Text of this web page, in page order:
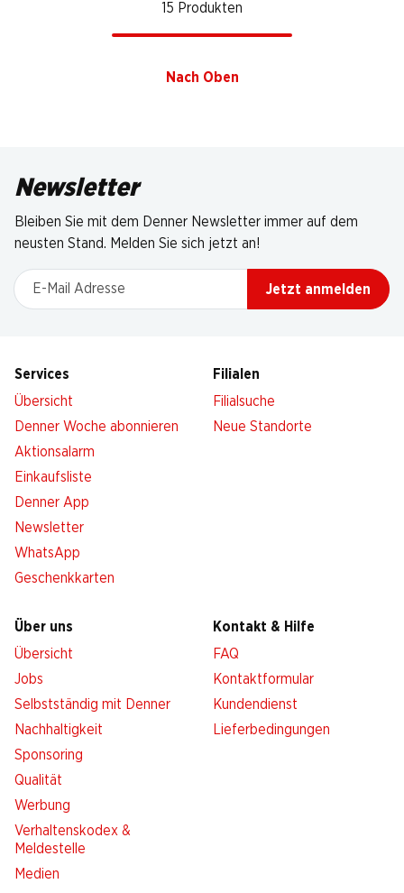
15 Produkten
Nach Oben
Newsletter
Bleiben Sie mit dem Denner Newsletter immer auf dem
neusten Stand. Melden Sie sich jetzt an!
E-Mail Adresse
Jetzt anmelden
Services
Übersicht
Denner Woche abonnieren
Aktionsalarm
Einkaufsliste
Denner App
Newsletter
WhatsApp
Geschenkkarten
Filialen
Filialsuche
Neue Standorte
Über uns
Übersicht
Jobs
Selbstständig mit Denner
Nachhaltigkeit
Sponsoring
Qualität
Werbung
Verhaltenskodex &
Meldestelle
Medien
Kontakt & Hilfe
FAQ
Kontaktformular
Kundendienst
Lieferbedingungen